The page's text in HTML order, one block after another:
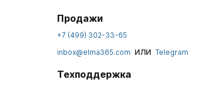
Продажи
+7 (499) 302-33-65
inbox@elma365.com или Telegram
Техподдержка